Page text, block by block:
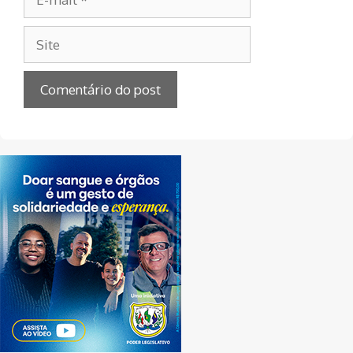
mail